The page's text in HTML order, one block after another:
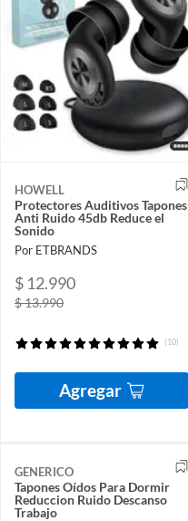
HOWELL
Protectores Auditivos Tapones
Anti Ruido 45db Reduce el
Sonido
Por ETBRANDS
$ 12.990
$ 13.990
(10)
Agregar
GENERICO
Tapones Oídos Para Dormir
Reduccion Ruido Descanso
Trabajo